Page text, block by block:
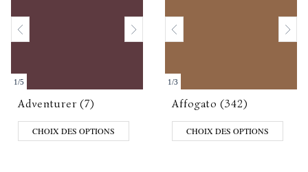
1/5
Adventurer (7)
CHOIX DES OPTIONS
1/3
Affogato (342)
CHOIX DES OPTIONS